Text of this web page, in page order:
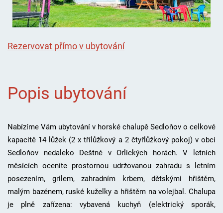
Rezervovat přímo v ubytování
Popis ubytování
Nabízíme Vám ubytování v horské chalupě Sedloňov o celkové
kapacitě 14 lůžek (2 x třílůžkový a 2 čtyřlůžkový pokoj) v obci
Sedloňov nedaleko Deštné v Orlických horách. V letních
měsících oceníte prostornou udržovanou zahradu s letním
posezením, grilem, zahradním krbem, dětskými hřištěm,
malým bazénem, ruské kuželky a hřištěm na volejbal. Chalupa
je plně zařízena: vybavená kuchyň (elektrický sporák,